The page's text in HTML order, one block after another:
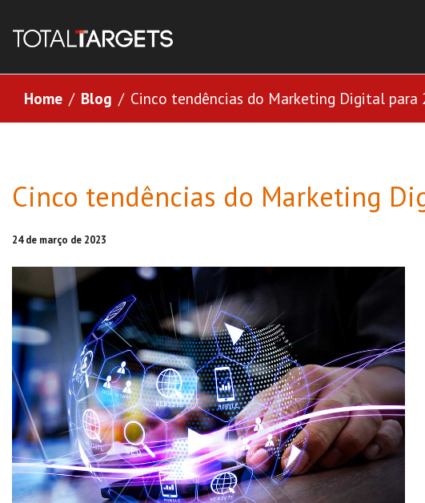
Home Blog Cinco tendências do Marketing Digital para
Cinco tendências do Marketing
24 de março de 2023